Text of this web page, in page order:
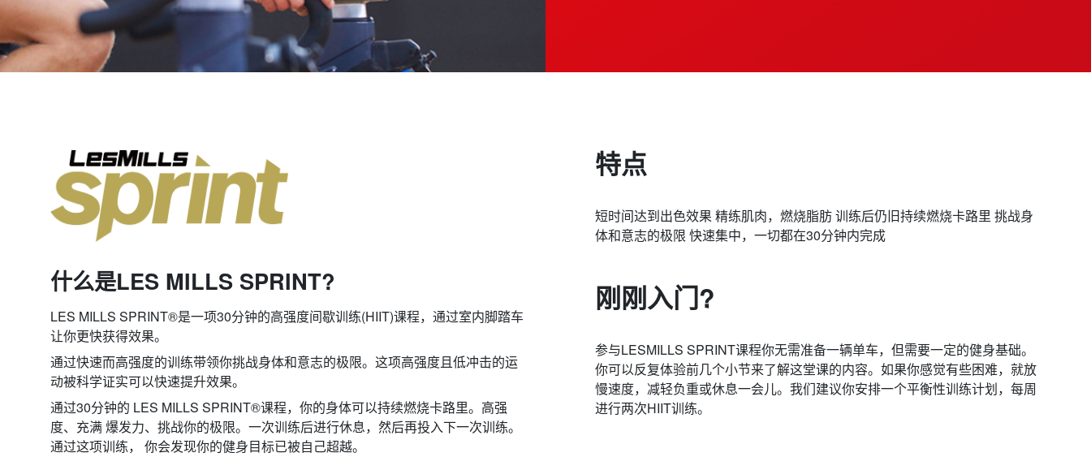
什么是LES MILLS SPRINT?
LES MILLS SPRINT®是一项30分钟的高强度间歇训练(HIIT)课程，通过室内脚踏车
让你更快获得效果。
通过快速而高强度的训练带领你挑战身体和意志的极限。这项高强度且低冲击的运
动被科学证实可以快速提升效果。
通过30分钟的 LES MILLS SPRINT®课程，你的身体可以持续燃烧卡路里。高强
度、充满 爆发力、挑战你的极限。一次训练后进行休息，然后再投入下一次训练。
通过这项训练， 你会发现你的健身目标已被自己超越。
特点
短时间达到出色效果 精练肌肉，燃烧脂肪 训练后仍旧持续燃烧卡路里 挑战身
体和意志的极限 快速集中，一切都在30分钟内完成
刚刚入门?
参与LESMILLS SPRINT课程你无需准备一辆单车，但需要一定的健身基础。
你可以反复体验前几个小节来了解这堂课的内容。如果你感觉有些困难，就放
慢速度，减轻负重或休息一会儿。我们建议你安排一个平衡性训练计划，每周
进行两次HIIT训练。